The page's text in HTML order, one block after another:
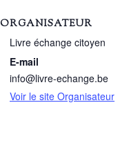
ORGANISATEUR
Livre échange citoyen
E-mail
info@livre-echange.be
Voir le site Organisateur